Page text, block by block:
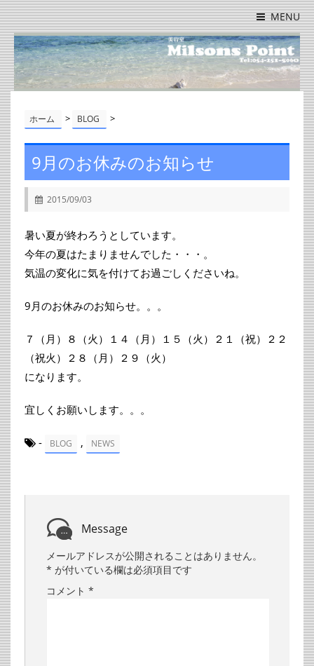
MENU
ホーム > BLOG >
9月のお休みのお知らせ
2015/09/03
暑い夏が終わろうとしています。
今年の夏はたまりませんでした・・・。
気温の変化に気を付けてお過ごしくださいね。
9月のお休みのお知らせ。。。
７（月）８（火）１４（月）１５（火）２１（祝）２２
（祝火）２８（月）２９（火）
になります。
宜しくお願いします。。。
- BLOG , NEWS
Message
メールアドレスが公開されることはありません。
* が付いている欄は必須項目です
コメント *